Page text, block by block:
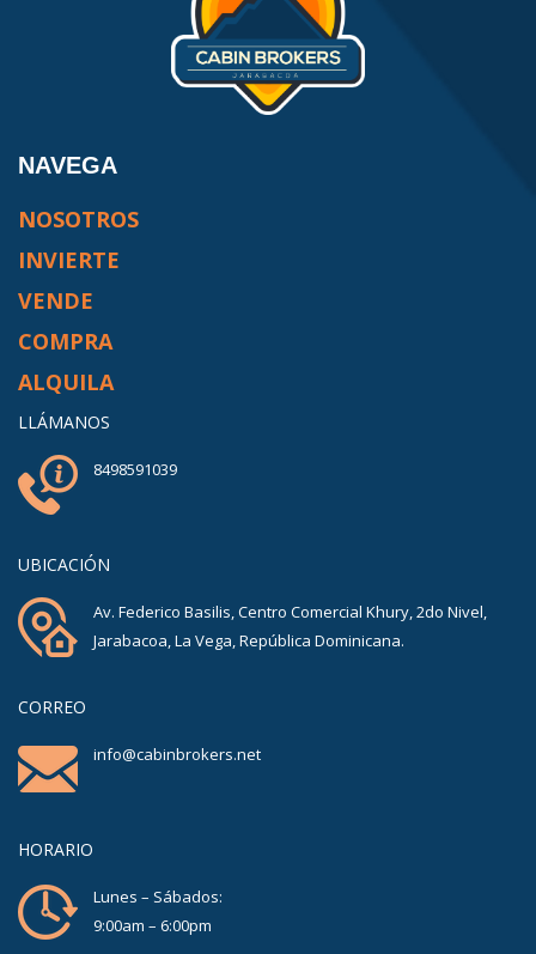
NAVEGA
NOSOTROS
INVIERTE
VENDE
COMPRA
ALQUILA
LLÁMANOS
8498591039
UBICACIÓN
Av. Federico Basilis, Centro Comercial Khury, 2do Nivel,
Jarabacoa, La Vega, República Dominicana.
CORREO
info@cabinbrokers.net
HORARIO
Lunes – Sábados:
9:00am – 6:00pm